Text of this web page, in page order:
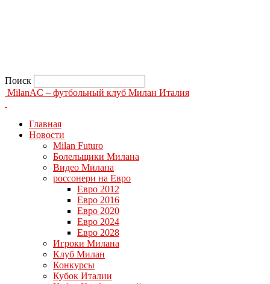
Поиск
MilanAC – футбольный клуб Милан Италия
Главная
Новости
Milan Futuro
Болельщики Милана
Видео Милана
россонери на Евро
Евро 2012
Евро 2016
Евро 2020
Евро 2024
Евро 2028
Игроки Милана
Клуб Милан
Конкурсы
Кубок Италии